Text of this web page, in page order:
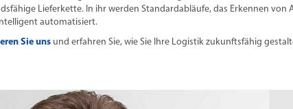
Lieferkette. In ihr werden Standardabläufe, das Erkennen von
automatisiert.
Sie uns und erfahren Sie, wie Sie Ihre Logistik zukunftsfähig